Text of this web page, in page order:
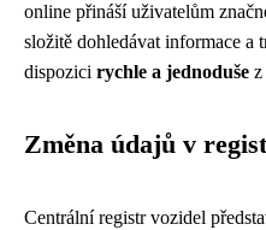
online přináší uživatelům
složitě dohledávat informace a
dispozici rychle a jednoduše z
Změna údajů v
Centrální registr vozidel